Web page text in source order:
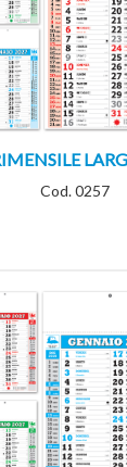
Cod. 0257